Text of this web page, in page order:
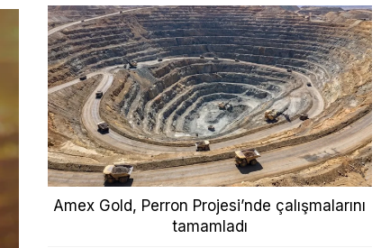
Amex Gold, Perron Projesi’nde çalışmalarını
tamamladı